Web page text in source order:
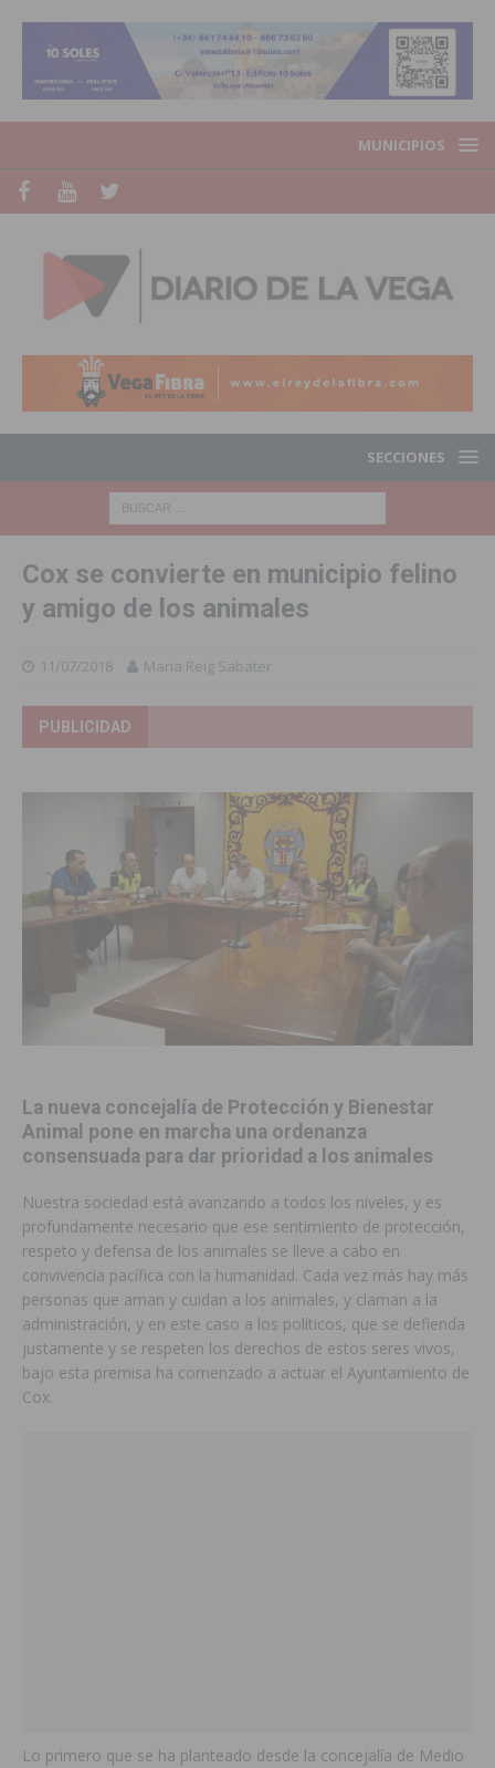
MUNICIPIOS
SECCIONES
Cox se convierte en municipio felino
y amigo de los animales
11/07/2018 Maria Reig Sabater
PUBLICIDAD
La nueva concejalía de Protección y Bienestar
Animal pone en marcha una ordenanza
consensuada para dar prioridad a los animales
Nuestra sociedad está avanzando a todos los niveles, y es
profundamente necesario que ese sentimiento de protección,
respeto y defensa de los animales se lleve a cabo en
convivencia pacífica con la humanidad. Cada vez más hay más
personas que aman y cuidan a los animales, y claman a la
administración, y en este caso a los políticos, que se defienda
justamente y se respeten los derechos de estos seres vivos,
bajo esta premisa ha comenzado a actuar el Ayuntamiento de
Cox.
Lo primero que se ha planteado desde la concejalía de Medio